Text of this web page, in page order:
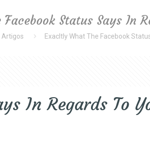
Status Says In
Artigos Exacltly What The Facebook
In Regards To